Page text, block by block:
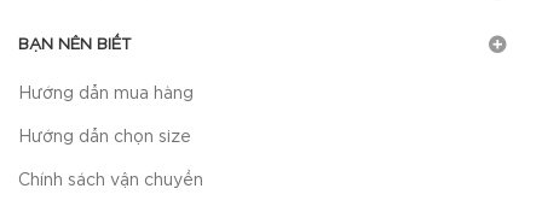
BẠN NÊN BIẾT
Hướng dẫn mua hàng
Hướng dẫn chọn size
Chính sách vận chuyển